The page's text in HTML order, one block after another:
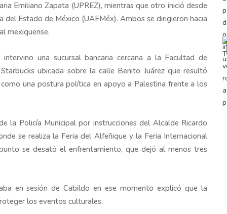
Emiliano Zapata (UPREZ), mientras que otro inició desde
Estado de México (UAEMéx). Ambos se dirigieron hacia
mexiquense.
una sucursal bancaria cercana a la Facultad de
ubicada sobre la calle Benito Juárez que resultó
una postura política en apoyo a Palestina frente a los
la Policía Municipal por instrucciones del Alcalde Ricardo
se realiza la Feria del Alfeñique y la Feria Internacional
se desató el enfrentamiento, que dejó al menos tres
en sesión de Cabildo en ese momento explicó que la
los eventos culturales.